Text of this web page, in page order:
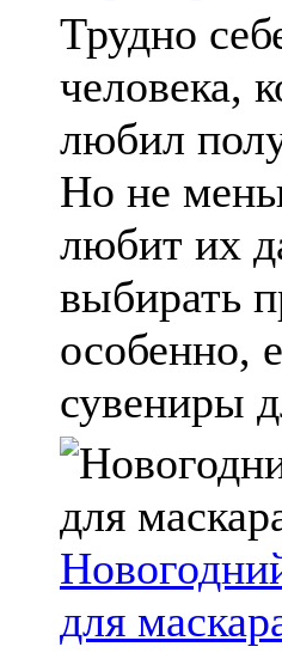
Трудно
человека,
любил
Но не
любит их
выбирать
особенно,
сувениры
для